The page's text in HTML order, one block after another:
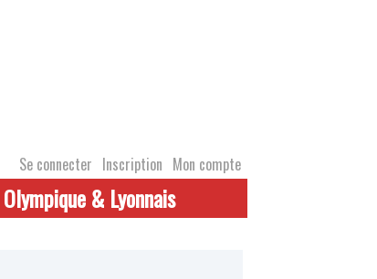
Se connecter Inscription Mon compte
Olympique & Lyonnais